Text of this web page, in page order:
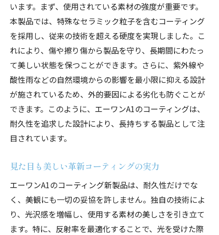
います。まず、使用されている素材の強度が重要です。
本製品では、特殊なセラミック粒子を含むコーティング
を採用し、従来の技術を超える硬度を実現しました。こ
れにより、傷や擦り傷から製品を守り、長期間にわたっ
て美しい状態を保つことができます。さらに、紫外線や
酸性雨などの自然環境からの影響を最小限に抑える設計
が施されているため、外的要因による劣化も防ぐことが
できます。このように、エーワンA1のコーティングは、
耐久性を追求した設計により、長持ちする製品として注
目されています。
見た目も美しい革新コーティングの実力
エーワンA1のコーティング新製品は、耐久性だけでな
く、美観にも一切の妥協を許しません。独自の技術によ
り、光沢感を増幅し、使用する素材の美しさを引き立て
ます。特に、反射率を最適化することで、光を受けた際